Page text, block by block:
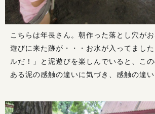
こちらは年長さん。朝作った落とし穴が
遊びに来た跡が・・・お水が入ってまし
ルだ！」と泥遊びを楽しんでいると、こ
ある泥の感触の違いに気づき、感触の違い